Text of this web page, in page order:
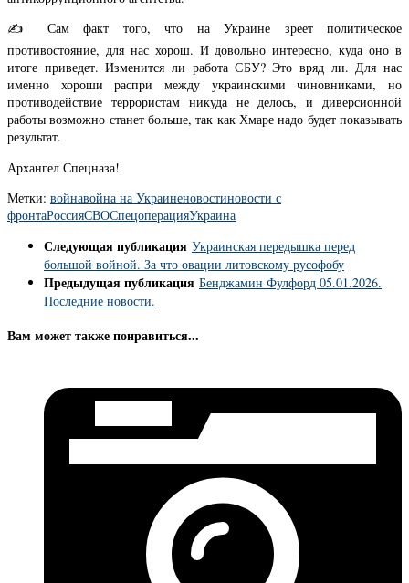
✍️ Сам факт того, что на Украине зреет политическое
противостояние, для нас хорош. И довольно интересно, куда оно в
итоге приведет. Изменится ли работа СБУ? Это вряд ли. Для нас
именно хороши распри между украинскими чиновниками, но
противодействие террористам никуда не делось, и диверсионной
работы возможно станет больше, так как Хмаре надо будет показывать
результат.
Архангел Спецназа!
Метки: войнавойна на Украиненовостиновости с
фронтаРоссияСВОСпецоперацияУкраина
Следующая публикация Украинская передышка перед
большой войной. За что овации литовскому русофобу
Предыдущая публикация Бенджамин Фулфорд 05.01.2026.
Последние новости.
Вам может также понравиться...